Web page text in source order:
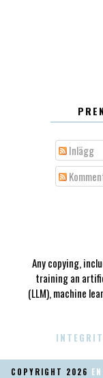
Inlägg
Any copying,
training an
(LLM), machine
COPYRIGHT 2026